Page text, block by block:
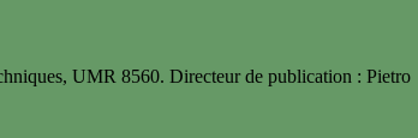
UMR 8560. Directeur de publication : Pietro